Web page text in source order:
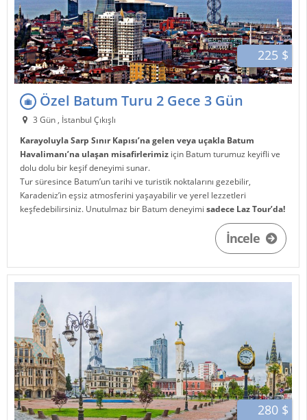
225 $
Özel Batum Turu 2 Gece 3 Gün
3 Gün , İstanbul Çıkışlı
Karayoluyla Sarp Sınır Kapısı’na gelen veya uçakla Batum
Havalimanı’na ulaşan misafirlerimiz için Batum turumuz keyifli ve
dolu dolu bir keşif deneyimi sunar.
Tur süresince Batum’un tarihi ve turistik noktalarını gezebilir,
Karadeniz’in eşsiz atmosferini yaşayabilir ve yerel lezzetleri
keşfedebilirsiniz. Unutulmaz bir Batum deneyimisadece Laz Tour’da!
İncele
280 $